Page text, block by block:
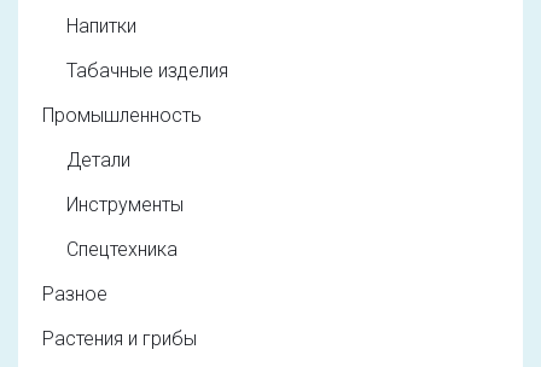
Напитки
Табачные изделия
Промышленность
Детали
Инструменты
Спецтехника
Разное
Растения и грибы